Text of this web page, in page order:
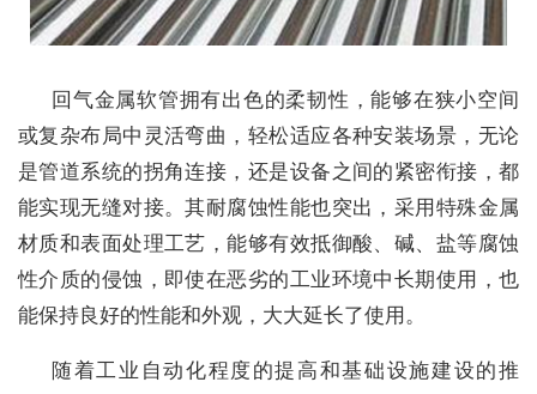
回气金属软管拥有出色的柔韧性，能够在狭小空间
或复杂布局中灵活弯曲，轻松适应各种安装场景，无论
是管道系统的拐角连接，还是设备之间的紧密衔接，都
能实现无缝对接。其耐腐蚀性能也突出，采用特殊金属
材质和表面处理工艺，能够有效抵御酸、碱、盐等腐蚀
性介质的侵蚀，即使在恶劣的工业环境中长期使用，也
能保持良好的性能和外观，大大延长了使用。
随着工业自动化程度的提高和基础设施建设的推